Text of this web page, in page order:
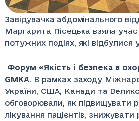
Завідувачка абдомінального
Маргарита Пісецька взяла
потужних подіях, які відбулися
Форум «Якість і безпека в
GMKA. В рамках заходу
України, США, Канади та
обговорювали, як підвищувати
лікування пацієнтів, знижувати